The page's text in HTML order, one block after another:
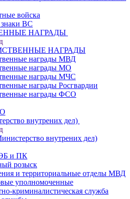
войска
ВС
НАГРАДЫ
НАГРАДЫ
награды МВД
награды МО
награды МЧС
награды Росгвардии
награды ФСО
внутрених дел)
внутрених дел)
и ПК
розыск
и территориальные отделы МВД
уполномоченные
криминалистическая служба